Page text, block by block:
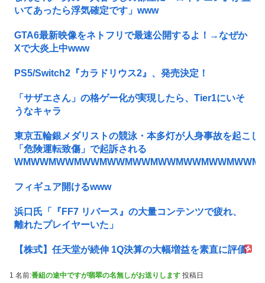
いてあったら浮気確定です」www
GTA6最新映像をネトフリで最速公開するよ！→なぜか
Xで大炎上中www
PS5/Switch2『カラドリウス2』、発売決定！
「サザエさん」の格ゲー化が実現したら、Tier1にいそ
うなキャラ
東京五輪銀メダリストの競泳・本多灯が人身事故を起こし
「危険運転致傷」で起訴される
フィギュア開けるwww
浜口氏「『FF7 リバース』の大量コンテンツで疲れ、
離れたプレイヤーいた」
【株式】任天堂が続伸 1Q決算の大幅増益を素直に評価
1 名前:番組の途中ですが翡翠の名無しがお送りします 投稿日